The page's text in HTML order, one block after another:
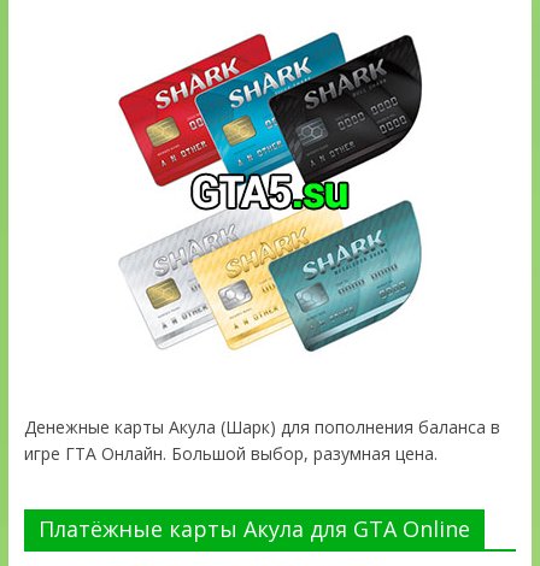
Денежные карты Акула (Шарк) для пополнения баланса в
игре ГТА Онлайн. Большой выбор, разумная цена.
Платёжные карты Акула для GTA Online